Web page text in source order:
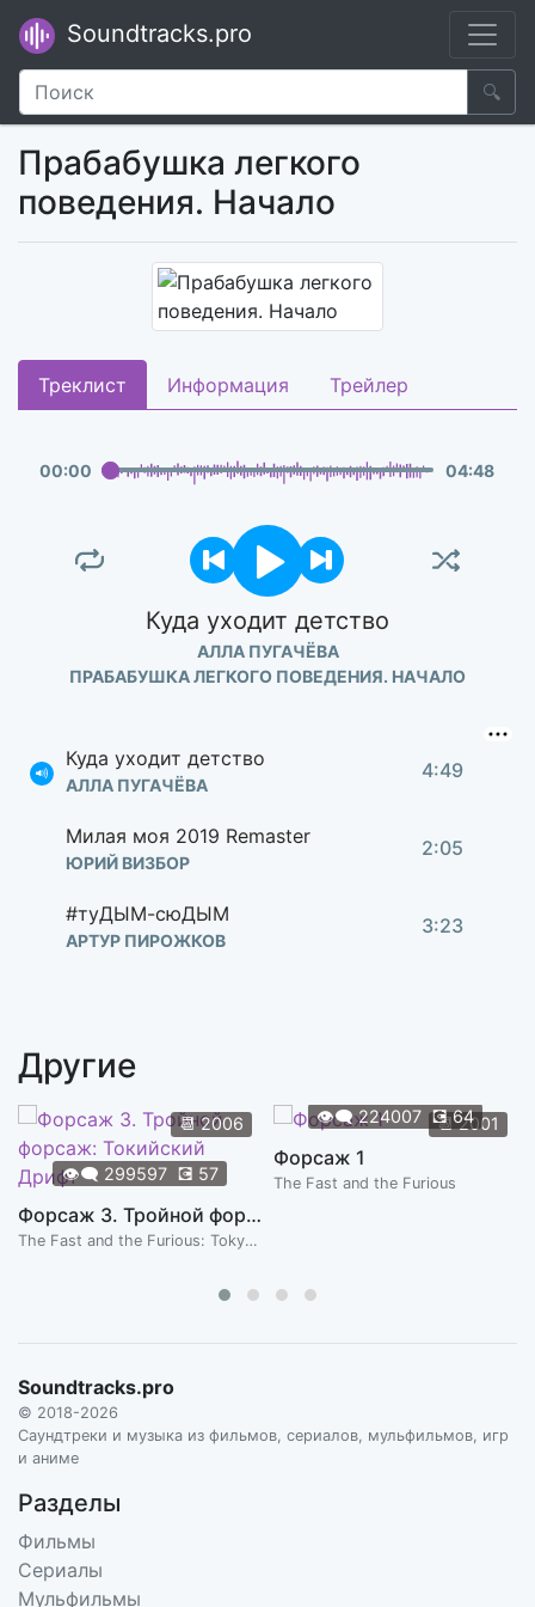
Soundtracks.pro
🔍
Прабабушка легкого
поведения. Начало
Треклист Информация Трейлер
00:00 04:48
Куда уходит детство
АЛЛА ПУГАЧЁВА
ПРАБАБУШКА ЛЕГКОГО ПОВЕДЕНИЯ. НАЧАЛО
Куда уходит детство
АЛЛА ПУГАЧЁВА
4:49
Милая моя 2019 Remaster
ЮРИЙ ВИЗБОР
2:05
#туДЫМ-сюДЫМ
АРТУР ПИРОЖКОВ
3:23
Другие
📆2006
👁️‍🗨️ 299597 💽 57
Форсаж 3. Тройной форсаж: Токийский Дрифт
The Fast and the Furious: Tokyo Drift
📆2001
👁️‍🗨️224007 💽64
Форсаж 1
The Fast and the Furious
Soundtracks.pro
© 2018-2026
Саундтреки и музыка из фильмов, сериалов, мульфильмов, игр
и аниме
Разделы
Фильмы
Сериалы
Мульфильмы